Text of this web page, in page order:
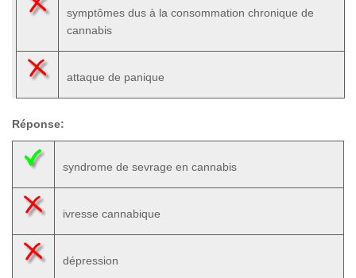
symptômes dus à la consommation chronique de
cannabis
attaque de panique
Réponse:
syndrome de sevrage en cannabis
ivresse cannabique
dépression